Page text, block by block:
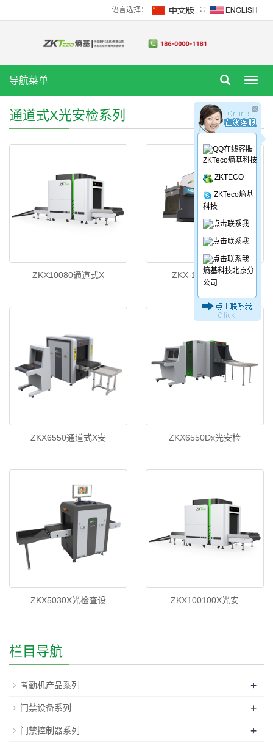
语言选择： ∷
导航菜单
通道式X光安检系列
ZKX10080通道式X ZKX-100ct通过式
ZKX6550通道式X安 ZKX6550Dx光安检
ZKX5030X光检查设 ZKX100100X光安
栏目导航
考勤机产品系列 +
门禁设备系列 +
门禁控制器系列 +
ZKTeco熵基科技
ZKTECO
ZKTeco熵基
科技
熵基科技北京分
公司